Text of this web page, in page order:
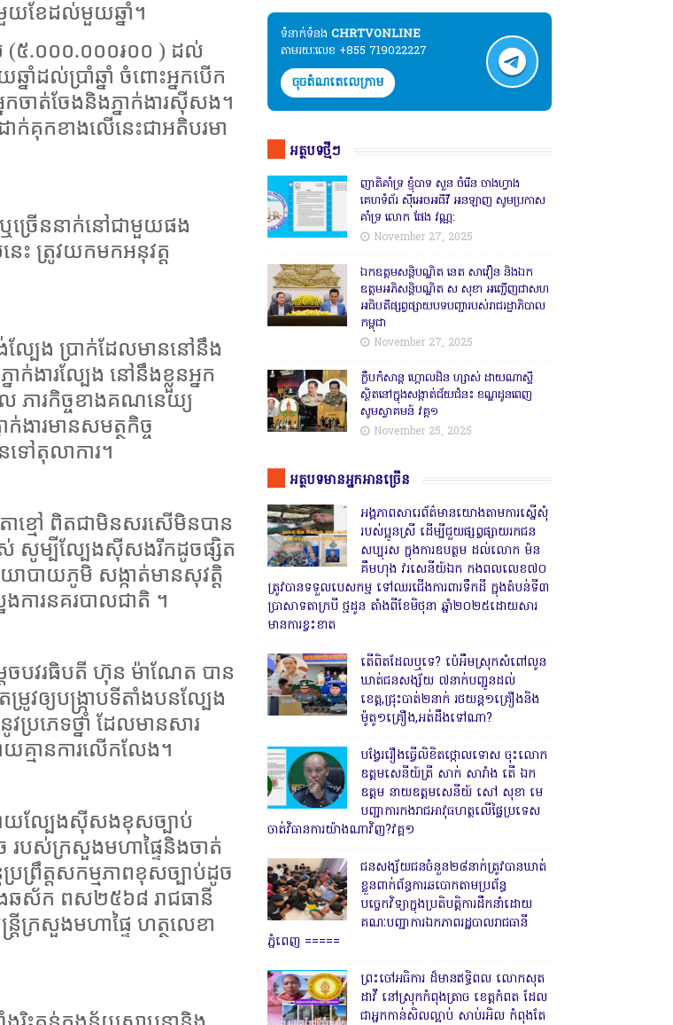
យខែដល់មួយឆ្នាំ។
ល (៥.០០០.០០០៛០០ ) ដល់
ដល់ប្រាំឆ្នាំ ចំពោះអ្នកបើក
ចាត់ចែងនិងភ្នាក់ងារស៊ីសង។
ក់គុកខាងលើនេះជាអតិបរមា
ច្រើននាក់នៅជាមួយផង
េះ ត្រូវយកមកអនុវត្ត
បែង ប្រាក់ដែលមាននៅនឹង
ាក់ងារល្បែង នៅនឹងខ្លួនអ្នក
ភារកិច្ចខាងគណនេយ្យ
ក់ងារមានសមត្ថកិច្ច
ទៅតុលាការ។
ខ្មៅ ពិតជាមិនសរសើមិនបាន
ស់ សូម្បីល្បែងស៊ីសងរីកដូចផ្សិត
បាយភូមិ សង្កាត់មានសុវត្តិ
ការនគរបាលជាតិ ។
េចបវរធិបតី ហ៊ុន ម៉ាណែត បាន
តម្រូវឲ្យបង្រ្កាបទីតាំងបនល្បែង
រភេទថ្នាំ ដែលមានសារ
គ្មានការលើកលែង។
ាយល្បែងស៊ីសងខុសច្បាប់
ស់ក្រសួងមហាផ្ទៃនិងចាត់
រព្រឹត្តសកម្មភាពខុសច្បាប់ដូច
ងឆស័ក ពស២៥៦៨ រាជធានី
ត្រីក្រសួងមហាផ្ទៃ ហត្ថលេខា
ទំនាក់ទំនង​​ CHRTVONLINE
តាមរយៈលេខ +855 719022227
ចុចតំណតេលេក្រាម
អត្ថបទថ្មីៗ
ញាតិគាំទ្រ ខ្ញុំបាទ សួន ចំរើន ចាងហ្វាង
គេហទំព័រ ស៊ីអេចអធីវី អនឡាញ សូមប្រកាស
គាំទ្រ លោក ផែង វណ្ណ:
November 27, 2025
ឯកឧត្តមសន្តិបណ្ឌិត នេត សាវឿន និងឯក
ឧត្តមអភិសន្តិបណ្ឌិត ស សុខា អញ្ជើញជាសហ
អធិបតីផ្សព្វផ្សាយបទបញ្ជារបស់រាជរដ្ឋាភិបាល
កម្ពុជា
November 27, 2025
ក្លឹបកំសាន្ត ហ្គោលដិន ហ្សាស់ ដាយណាស្ទី
ស្ថិតនៅក្នុងសង្កាត់ជ័យជំនះ ខណ្ឌដូនពេញ
សូមស្វាគមន៍ វគ្គ១
November 25, 2025
អត្ថបទមានអ្នកអានច្រើន
អង្គភាពសារេព័ត៌មានយោងតាមការស្នើសុំ
របស់ប្អូនស្រី ដើម្បីជួយផ្សព្វផ្សាយរកជន
សប្បុរស ក្នុងការឧបត្ថម ដល់លោក ម៉ន
គឹមហុង វរសេនីយ៍ឯក កងពលលេខ៧០
ត្រូវបានទទួលបេសកម្ម ទៅឈរជើងការពារទឹកដី ក្នុងតំបន់ទី៣
ប្រាសាទតាក្របី ថ្មដូន តាំងពីខែមិថុនា ឆ្នាំ២០២៥ដោយសារ
មានការខ្វះខាត
តើពិតដែលឬទេ? ប៉េអឹមស្រុកសំពៅលូន
ឃាត់ជនសង្ស័យ ៧នាក់បញ្ជូនដល់
ខេត្ត,ជ្រុះបាត់២នាក់ រថយន្ត១គ្រឿងនិង
ម៉ូតូ១គ្រឿង,អត់ដឹងទៅណា?
បង្វែររឿងធ្វើលិខិតថ្កោលទោស ចុះលោក
ឧត្តមសេនីយ៍ត្រី សាក់ សារាំង តើ ឯក
ឧត្តម នាយឧត្តមសេនីយ៍ សៅ សុខា មេ
បញ្ជាការកងរាជអាវុធហត្ថលើផ្ទៃប្រទេស
ចាត់វិធានការយ៉ាងណាវិញ?វគ្គ១
ជនសង្ស័យជនចំនួន២៨នាក់ត្រូវបានឃាត់
ខ្លួនពាក់ព័ន្ធការឆបោកតាមប្រព័ន្ធ
បច្ចេកវិទ្យាក្នុងប្រតិបត្តិការដឹកនាំដោយ
គណៈបញ្ជាការឯកភាពរដ្ឋបាលរាជធានី
ភ្នំពេញ ‎=====
ព្រះចៅអធិការ ដ៏មានឥទ្ធិពល លោកសុត
ដាវី នៅស្រុកកំពុងត្រាច ខេត្តកំពត ដែល
ជាអ្នកកាន់សិលល្អាប់ សាប់រអិល កំពុងតែ